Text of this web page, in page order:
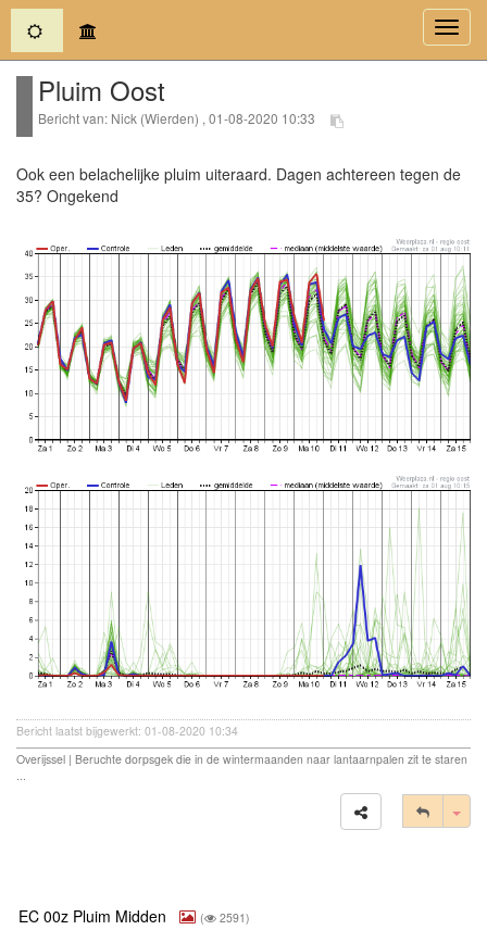
(current)
Pluim Oost
Bericht van: Nick (Wierden) , 01-08-2020 10:33
Ook een belachelijke pluim uiteraard. Dagen achtereen tegen de
35? Ongekend
Bericht laatst bijgewerkt: 01-08-2020 10:34
Overijssel | Beruchte dorpsgek die in de wintermaanden naar lantaarnpalen zit te staren
...
EC 00z Pluim Midden ( 2591)